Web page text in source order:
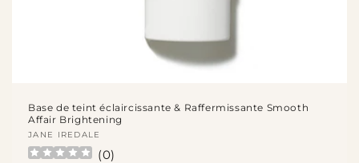
Base de teint éclaircissante & Raffermissante Smooth
Affair Brightening
Fournisseur :
JANE IREDALE
(0)